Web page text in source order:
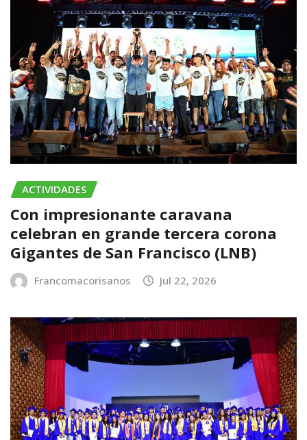
ACTIVIDADES
Con impresionante caravana
celebran en grande tercera corona
Gigantes de San Francisco (LNB)
Francomacorisanos Jul 22, 2026